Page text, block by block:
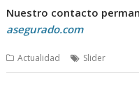
Nuestro contacto
asegurado.com
Actualidad Slider